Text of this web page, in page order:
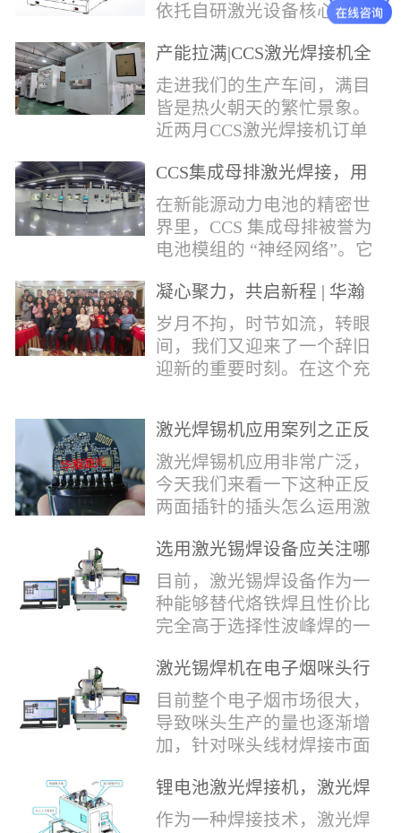
依托自研激光设备核心技
环挤压成型机、多功能锡环
卷绕成型机，两套专业锡环
制备设备，预制标准化锡环
搭配激光定点熔锡工艺，从
方位解决精密电子量产焊接
痛点。预制锡环焊接工艺预
制锡环焊接工艺，核心优势
明显：1.锡料定量可控：锡
环设备提前卷绕/挤压成型，
每一枚锡环锡含量标准化，
激光一次性熔融，焊点大
小、锡厚高度统一...
产能拉满|CCS激光焊接机全
力量产冲刺
走进我们的生产车间，满目
皆是热火朝天的繁忙景象。
近两月CCS激光焊接机订单
和，全员火力全开，全力奔
赴交付节点，用硬核产能响
应市场需求，用严苛品质回
馈每一份客户信任。市场认
的技术、高效智能的生产优
势与零缺陷的品控标准，我
们的CCS激光焊接机持续斩
获大量订单，近两月产能全
开、排期紧凑，生产线有序
整机调试、性能检测到成品
CCS集成母排激光焊接，用
微米级工艺守护新能源电池
生命线
在新能源动力电池的精密世
界里，CCS 集成母排被誉为
电池模组的 “神经网络”。它
电，更承载着电压、温度信
号的实时采集，是连接电芯
与BMS电池管理系统的关键
桥梁。而连接这一切的，正
领域十余载，没有华丽的措
辞，只有最朴实的工艺呈
现，为客户解决实实在在的
落地生产难题。决定电池安
全的“微米关卡”随着新能源
汽车与储能市场爆发式增
凝心聚力，共启新程 | 华瀚
激光年度盛典
岁月不拘，时节如流，转眼
间，我们又迎来了一个辞旧
迎新的重要时刻。在这个充
堂，共同回顾了过去一年的
奋斗与辉煌，分享了成功的
喜悦，并对新的一年充满了
无限憧憬。回望过去，铭记
经理尹建中先生发表了振奋
人心的讲话。他首先对全体
员工在过去一年中的辛勤付
出和卓越贡献表示了最衷心
的感谢，并全面回顾了公司
在过去一年里取得的各项成
激光焊锡机应用案列之正反
两面插针焊接
激光焊锡机应用非常广泛，
今天我们来看一下这种正反
两面插针的插头怎么运用激
反两面都有插针的插头，其
焊接的方式还是有一定的难
点的，第一回流焊和自动烙
铁焊都不合适，因为对面一
会烫伤，在加上有干涉，烙
铁头不方便下去，目前在大
多数情况只能采用人工焊
接，目前人工成本贵，流动
性大，焊接的品质也难保
证。 但采用激光...
选用激光锡焊设备应关注哪
些方面
目前，激光锡焊设备作为一
种能够替代烙铁焊且性价比
完全高于选择性波峰焊的一
来越多的企业关注与使用，
那么在选择激光锡焊设备方
面应该关注哪几点哪？
其一，激光锡焊接设备上
动力核心部件，激光器肯定
是锡焊接设备最至关重要的
一环。目前作为激光锡焊接
激光锡焊机在电子烟咪头行
业的应用
目前整个电子烟市场很大，
导致咪头生产的量也逐渐增
加，针对咪头线材焊接市面
统烙铁焊接，优势价格便
宜，咪头焊接自动化生产线
锂电池激光焊接机，激光焊
锡机厂家如何选？
作为一种焊接技术，激光焊